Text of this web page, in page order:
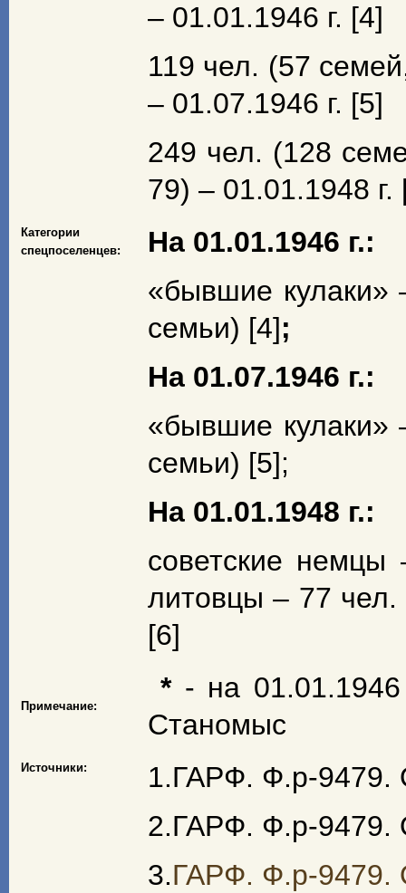
– 01.01.1946 г. [4]
119 чел. (57
– 01.07.1946 г. [5]
249 чел. (128
79) – 01.01.1948 г.
Категории
спецпоселенцев:
На 01.01.1946 г.:
«бывшие кулаки»
семьи) [4];
На 01.07.1946 г.:
«бывшие кулаки»
семьи) [5];
На 01.01.1948 г.:
советские
литовцы – 77
[6]
Примечание:
*- на 01.01.1946
Станомыс
Источники:
1.ГАРФ. Ф.р-9479.
2.ГАРФ. Ф.р-9479.
3.ГАРФ. Ф.р-9479.